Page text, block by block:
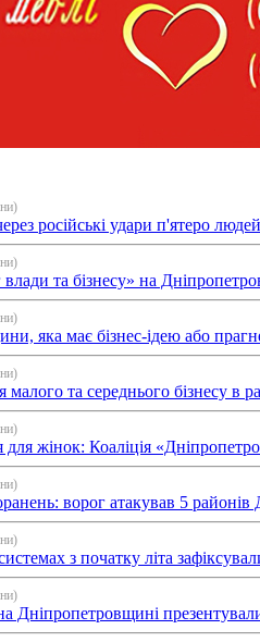
російські удари п'ятеро
влади та бізнесу» на
яка має бізнес-ідею або
малого та середнього бізнесу
жінок: Коаліція
ворог атакував 5
з початку літа
Дніпропетровщині